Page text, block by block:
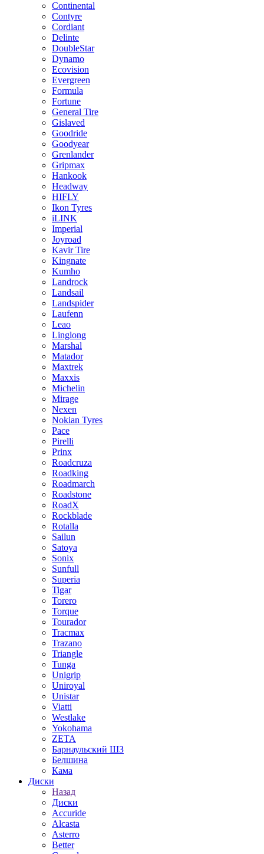
Continental
Contyre
Cordiant
Delinte
DoubleStar
Dynamo
Ecovision
Evergreen
Formula
Fortune
General Tire
Gislaved
Goodride
Goodyear
Grenlander
Gripmax
Hankook
Headway
HIFLY
Ikon Tyres
iLINK
Imperial
Joyroad
Kavir Tire
Kingnate
Kumho
Landrock
Landsail
Landspider
Laufenn
Leao
Linglong
Marshal
Matador
Maxtrek
Maxxis
Michelin
Mirage
Nexen
Nokian Tyres
Pace
Pirelli
Prinx
Roadcruza
Roadking
Roadmarch
Roadstone
RoadX
Rockblade
Rotalla
Sailun
Satoya
Sonix
Sunfull
Superia
Tigar
Torero
Torque
Tourador
Tracmax
Trazano
Triangle
Tunga
Unigrip
Uniroyal
Unistar
Viatti
Westlake
Yokohama
ZETA
Барнаульский ШЗ
Белшина
Кама
Диски
Назад
Диски
Accuride
Alcasta
Asterro
Better